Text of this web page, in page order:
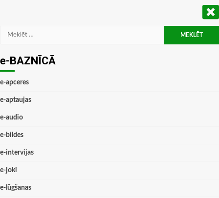
Meklēt:
e-BAZNĪCĀ
e-apceres
e-aptaujas
e-audio
e-bildes
e-intervijas
e-joki
e-lūgšanas